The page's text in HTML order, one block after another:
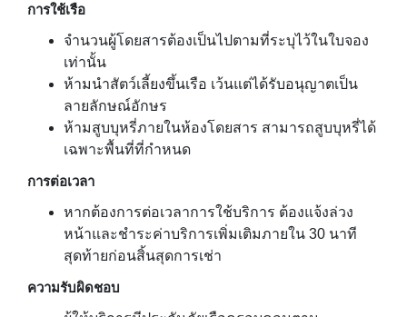
การใช้เรือ
จำนวนผู้โดยสารต้องเป็นไปตามที่ระบุไว้ในใบจอง
เท่านั้น
ห้ามนำสัตว์เลี้ยงขึ้นเรือ เว้นแต่ได้รับอนุญาตเป็น
ลายลักษณ์อักษร
ห้ามสูบบุหรี่ภายในห้องโดยสาร สามารถสูบบุหรี่ได้
เฉพาะพื้นที่ที่กำหนด
การต่อเวลา
หากต้องการต่อเวลาการใช้บริการ ต้องแจ้งล่วง
หน้าและชำระค่าบริการเพิ่มเติมภายใน 30 นาที
สุดท้ายก่อนสิ้นสุดการเช่า
ความรับผิดชอบ